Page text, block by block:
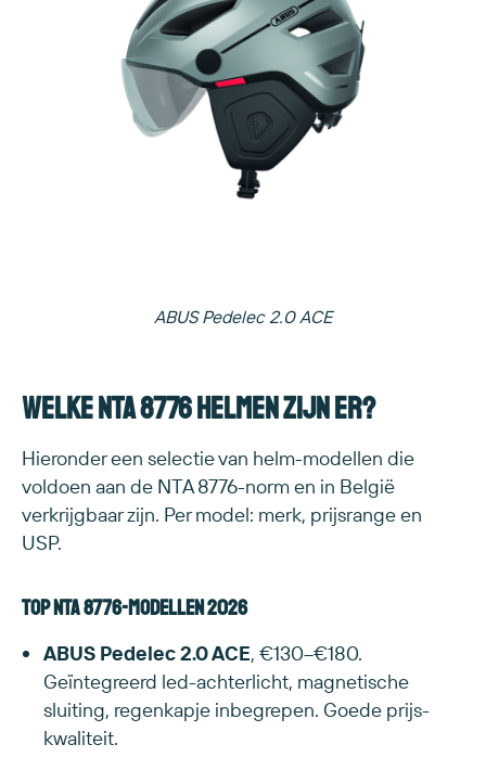
ABUS Pedelec 2.0 ACE
Welke NTA 8776 helmen zijn er?
Hieronder een selectie van helm-modellen die
voldoen aan de NTA 8776-norm en in België
verkrijgbaar zijn. Per model: merk, prijsrange en
USP.
Top NTA 8776-modellen 2026
ABUS Pedelec 2.0 ACE, €130–€180.
Geïntegreerd led-achterlicht, magnetische
sluiting, regenkapje inbegrepen. Goede prijs-
kwaliteit.